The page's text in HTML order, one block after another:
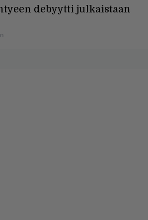
debyytti julkaistaan